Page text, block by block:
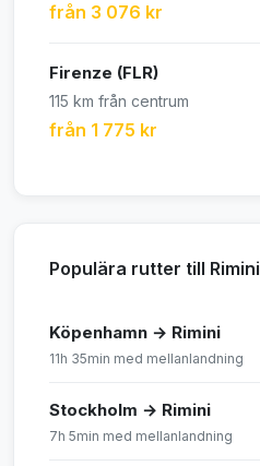
från 3 076 kr
Firenze (FLR)
115 km från centrum
från 1 775 kr
Populära rutter till Rimini
Köpenhamn → Rimini
11h 35min med mellanlandning
Stockholm → Rimini
7h 5min med mellanlandning